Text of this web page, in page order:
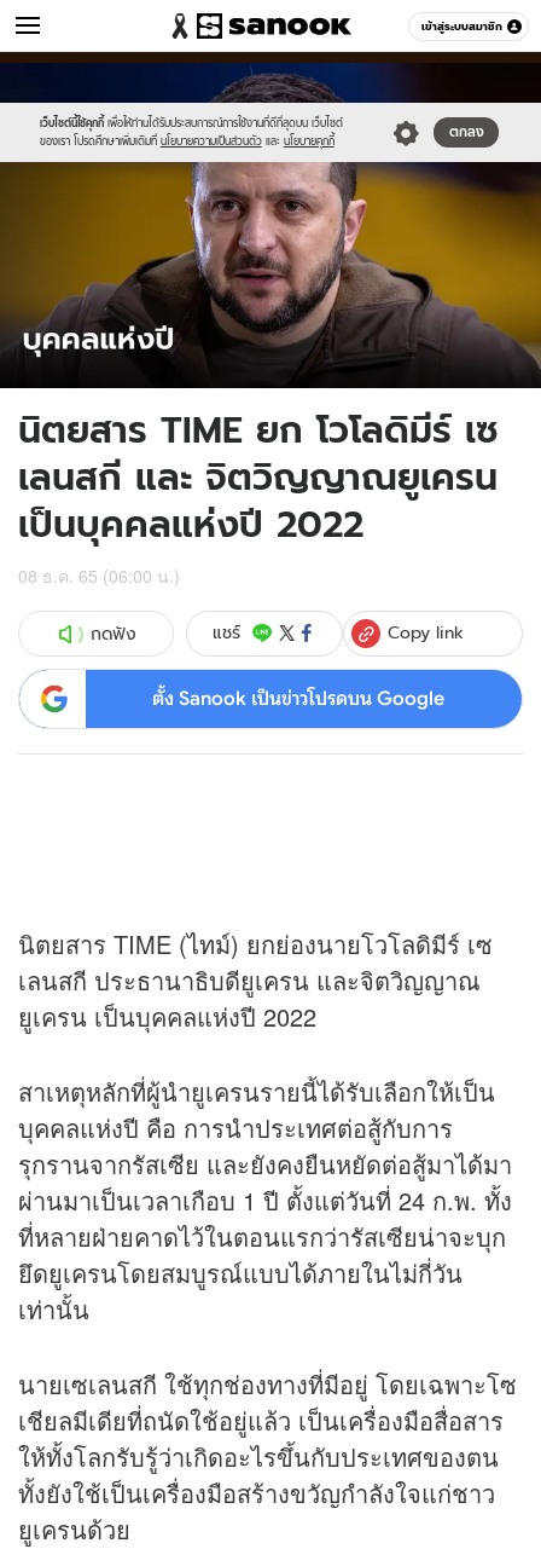
เข้าสู่ระบบสมาชิก
ข่าว หมวดอื่นๆ
เว็บไซต์นี้ใช้คุกกี้ เพื่อให้ท่านได้รับประสบการณ์การใช้งานที่ดีที่สุดบน เว็บไซต์
ของเรา โปรดศึกษาเพิ่มเติมที่ นโยบายความเป็นส่วนตัว และ นโยบายคุกกี้
ตกลง
//s.isanook.com/sr/0/images/logo-
new-
sanook.png
//s.isanook.com/ns/0/ud/1734/8671146/zelensky-
timepoy.jpg
นิตยสาร TIME ยก โวโลดิมีร์ เซ
เลนสกี และ จิตวิญญาณยูเครน
เป็นบุคคลแห่งปี 2022
08 ธ.ค. 65 (06:00 น.)
กดฟัง แชร์ Copy link
ตั้ง Sanook เป็นข่าวโปรดบน Google
นิตยสาร TIME (ไทม์) ยกย่องนายโวโลดิมีร์ เซ
เลนสกี ประธานาธิบดียูเครน และจิตวิญญาณ
ยูเครน เป็นบุคคลแห่งปี 2022
สาเหตุหลักที่ผู้นำยูเครนรายนี้ได้รับเลือกให้เป็น
บุคคลแห่งปี คือ การนำประเทศต่อสู้กับการ
รุกรานจากรัสเซีย และยังคงยืนหยัดต่อสู้มาได้มา
ผ่านมาเป็นเวลาเกือบ 1 ปี ตั้งแต่วันที่ 24 ก.พ. ทั้ง
ที่หลายฝ่ายคาดไว้ในตอนแรกว่ารัสเซียน่าจะบุก
ยึดยูเครนโดยสมบูรณ์แบบได้ภายในไม่กี่วัน
เท่านั้น
นายเซเลนสกี ใช้ทุกช่องทางที่มีอยู่ โดยเฉพาะโซ
เชียลมีเดียที่ถนัดใช้อยู่แล้ว เป็นเครื่องมือสื่อสาร
ให้ทั้งโลกรับรู้ว่าเกิดอะไรขึ้นกับประเทศของตน
ทั้งยังใช้เป็นเครื่องมือสร้างขวัญกำลังใจแก่ชาว
ยูเครนด้วย